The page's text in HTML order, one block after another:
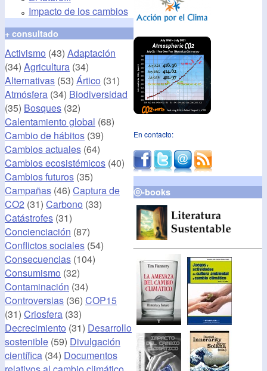
Impacto de los cambios
+ consultado
Activismo (43) Adaptación
(34) Agricultura (34)
Alternativas (53) Ártico (31)
Atmósfera (34) Biodiversidad
(35) Bosques (32)
Calentamiento global (68)
Cambio de hábitos (39)
Cambios actuales (64)
Cambios ecosistémicos (40)
Cambios futuros (35)
Campañas (46) Captura de
CO2 (31) Carbono (33)
Catástrofes (31)
Concienciación (87)
Conflictos sociales (54)
Consecuencias (104)
Consumismo (32)
Contaminación (34)
Controversias (36) COP15
(31) Criosfera (33)
Decrecimiento (31) Desarrollo
sostenible (59) Divulgación
científica (34) Documentos
En contacto:
ⓔ-books